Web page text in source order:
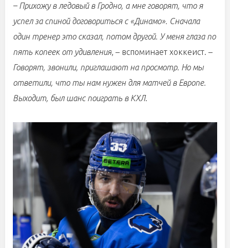
– Прихожу в ледовый в Гродно, а мне говорят, что я
успел за спиной договориться с «Динамо». Сначала
один тренер это сказал, потом другой. У меня глаза по
пять копеек от удивления, – вспоминает хоккеист. –
Говорят, звонили, приглашают на просмотр. Но мы
ответили, что ты нам нужен для матчей в Европе.
Выходит, был шанс поиграть в КХЛ.